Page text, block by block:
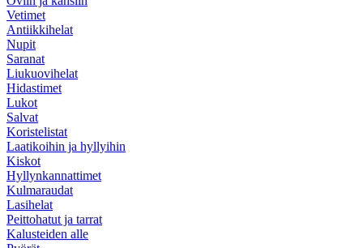
Vetimet
Antiikkihelat
Nupit
Saranat
Liukuovihelat
Hidastimet
Lukot
Salvat
Koristelistat
Laatikoihin ja hyllyihin
Kiskot
Hyllynkannattimet
Kulmaraudat
Lasihelat
Peittohatut ja tarrat
Kalusteiden alle